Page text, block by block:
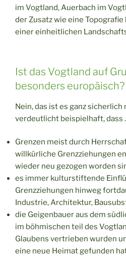
im Vogtland, Auerbach im
der Zusatz wie eine
einer einheitlichen
Ist das Vogtland auf
besonders europäisch?
Nein, das ist es ganz sicherlich
verdeutlicht beispielhaft, dass
Grenzen meist durch
willkürliche Grenzziehungen
wieder neu gezogen worden
es immer kulturstiftende
Grenzziehungen hinweg
Industrie, Architektur,
die Geigenbauer aus dem
im böhmischen teil des
Glaubens vertrieben wurden
eine neue Heimat gefunden